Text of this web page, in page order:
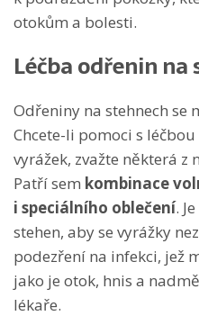
otokům a bolesti.
Léčba odřenin na
Odřeniny na stehnech se
Chcete-li pomoci s
vyrážek, zvažte některá
Patří sem kombinace
i speciálního oblečení.
stehen, aby se vyrážky
podezření na infekci, jež
jako je otok, hnis a
lékaře.